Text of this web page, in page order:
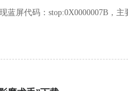
蓝屏代码：stop:0X0000007B，